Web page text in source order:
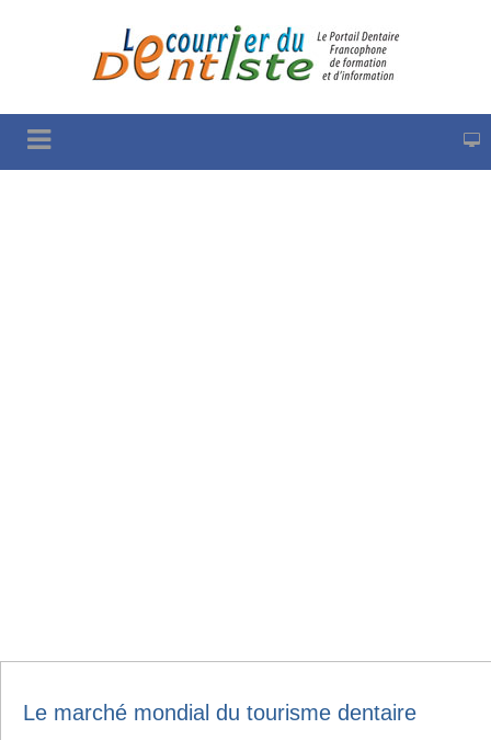
Le marché mondial du tourisme dentaire